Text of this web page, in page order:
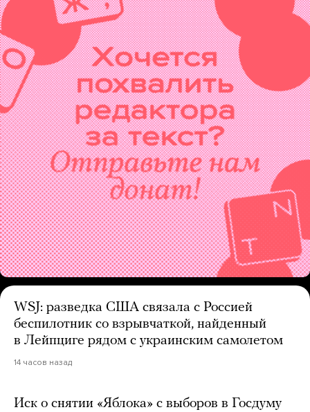
WSJ: разведка США связала с Россией
беспилотник со взрывчаткой, найденный
в Лейпциге рядом с украинским самолетом
14 часов назад
Иск о снятии «Яблока» с выборов в Госдуму